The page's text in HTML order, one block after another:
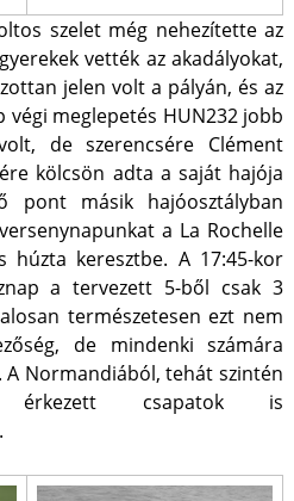
szelet még nehezítette az
vették az akadályokat,
jelen volt a pályán, és az
meglepetés HUN232 jobb
de szerencsére Clément
kölcsön adta a saját hajója
pont másik hajóosztályban
a La Rochelle
húzta keresztbe. A 17:45-kor
a tervezett 5-ből csak 3
természetesen ezt nem
de mindenki számára
Normandiából, tehát szintén
érkezett csapatok is